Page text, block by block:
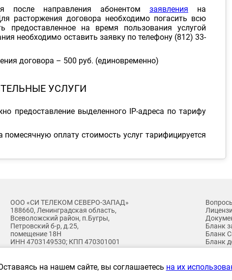
после направления абонентом заявления на
расторжения договора необходимо погасить всю
на время пользования услугой
необходимо оставить заявку по телефону (812) 33-
договора – 500 руб. (единовременно)
УСЛУГИ
предоставление выделенного IP-адреса по тарифу
оплату стоимость услуг тарифицируется
ООО «СИ ТЕЛЕКОМ СЕВЕРО-ЗАПАД»
188660, Ленинградская область,
Всеволожский район, п.Бугры,
Петровский б-р, д.25,
помещение 18Н
ИНН 4703149530; КПП 470301001
Бланк
Бланк
Бланк
Архив
на нашем сайте, вы соглашаетесь на их